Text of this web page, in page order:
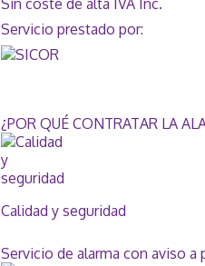
Sin coste de alta IVA Inc.
Servicio prestado por:
¿POR QUÉ CONTRATAR LA
Calidad y seguridad
Servicio de alarma con aviso a